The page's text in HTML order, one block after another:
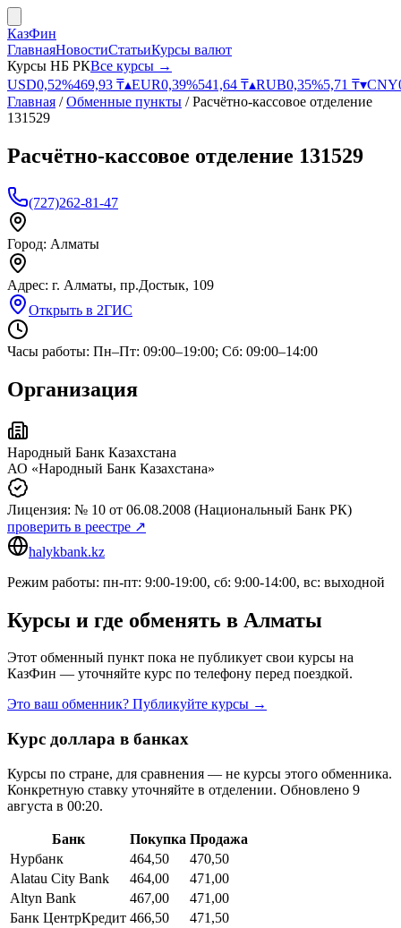
КазФин
ГлавнаяНовостиСтатьиКурсы валют
Курсы НБ РКВсе курсы →
USD0,52%469,93 ₸▴EUR0,39%541,64 ₸▴RUB0,35%5,71 ₸▾CNY
Главная /Обменные пункты /Расчётно-кассовое отделение
131529
Расчётно-кассовое отделение 131529
(727)262-81-47
Город: Алматы
Адрес: г. Алматы, пр.Достык, 109
Открыть в 2ГИС
Часы работы: Пн–Пт: 09:00–19:00; Сб: 09:00–14:00
Организация
Народный Банк Казахстана
АО «Народный Банк Казахстана»
Лицензия: № 10 от 06.08.2008 (Национальный Банк РК)
проверить в реестре ↗
halykbank.kz
Режим работы: пн-пт: 9:00-19:00, сб: 9:00-14:00, вс: выходной
Курсы и где обменять в Алматы
Этот обменный пункт пока не публикует свои курсы на
КазФин — уточняйте курс по телефону перед поездкой.
Это ваш обменник? Публикуйте курсы →
Курс доллара в банках
Курсы по стране, для сравнения — не курсы этого обменника.
Конкретную ставку уточняйте в отделении. Обновлено 9
августа в 00:20.
Банк Покупка Продажа
Нурбанк
464,50
470,50
Alatau City Bank
464,00
471,00
Altyn Bank
467,00
471,00
Банк ЦентрКредит 466,50
471,50